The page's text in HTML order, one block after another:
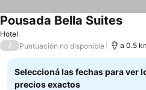
Hotel
Pousada Bella Suites
/ Puntuación no disponible a 0.5
Seleccioná las fechas para ver
precios exactos